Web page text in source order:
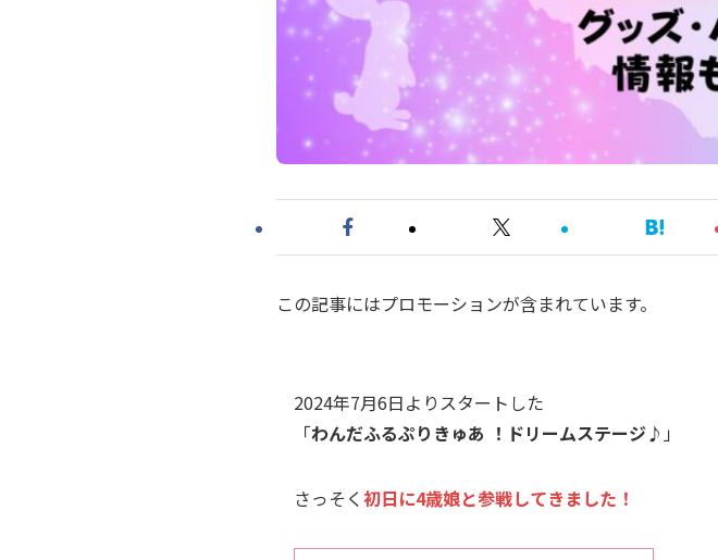
この記事にはプロモーションが含まれています。
2024年7月6日よりスタートした
「わんだふるぷりきゅあ ！ドリームステージ♪ 」
さっそく初日に4歳娘と参戦してきました！